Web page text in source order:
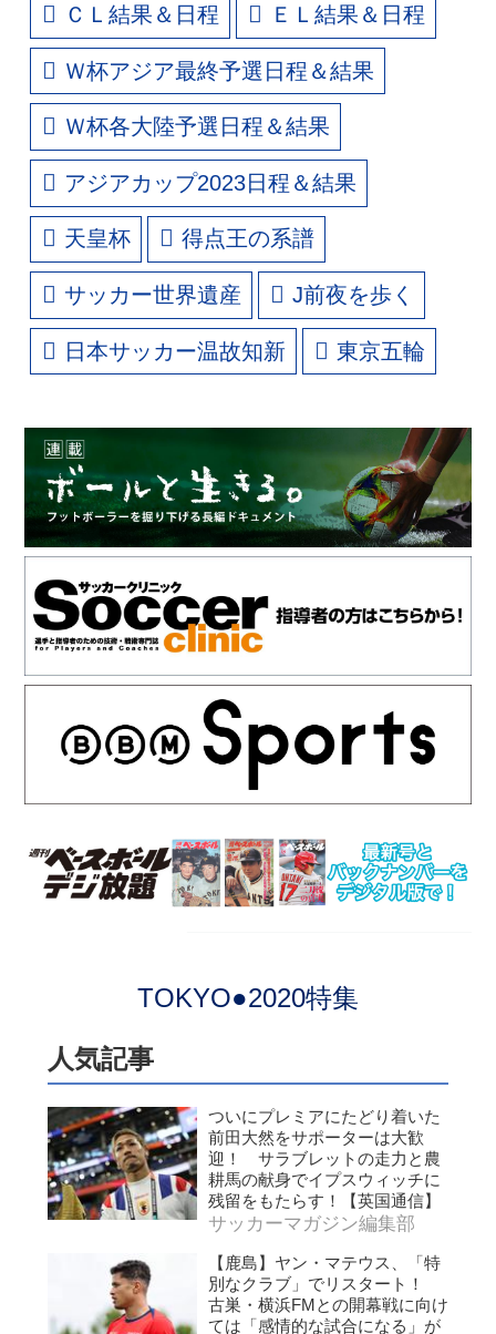
ＣＬ結果＆日程 ＥＬ結果＆日程
Ｗ杯アジア最終予選日程＆結果
Ｗ杯各大陸予選日程＆結果
アジアカップ2023日程＆結果
天皇杯 得点王の系譜
サッカー世界遺産 J前夜を歩く
日本サッカー温故知新 東京五輪
TOKYO●2020特集
人気記事
ついにプレミアにたどり着いた
前田大然をサポーターは大歓
迎！ サラブレットの走力と農
耕馬の献身でイプスウィッチに
残留をもたらす！【英国通信】
サッカーマガジン編集部
【鹿島】ヤン・マテウス、「特
別なクラブ」でリスタート！
古巣・横浜FMとの開幕戦に向け
ては「感情的な試合になる」が